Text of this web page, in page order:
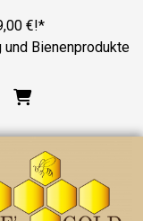
€!*
Bienenprodukte